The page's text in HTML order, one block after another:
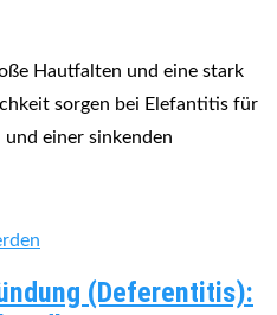
Hautfalten und eine stark
sorgen bei Elefantitis für
einer sinkenden
(Deferentitis):